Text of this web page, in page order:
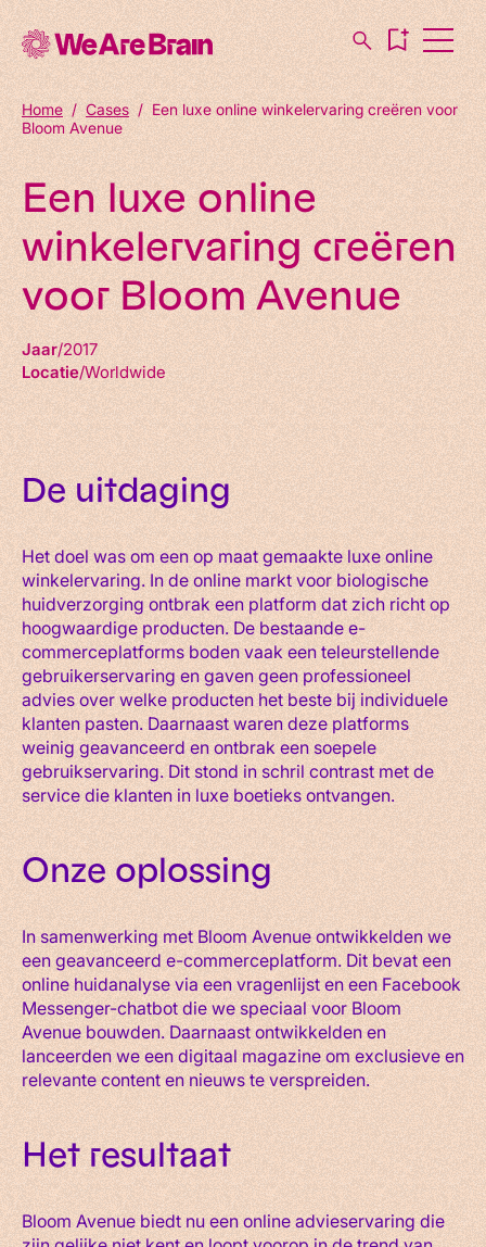
Home / Cases/ Een luxe online winkelervaring creëren voor
Bloom Avenue
Een luxe online
winkelervaring creëren
voor Bloom Avenue
Jaar 2017
Locatie Worldwide
De uitdaging
Het doel was om een op maat gemaakte luxe online
winkelervaring. In de online markt voor biologische
huidverzorging ontbrak een platform dat zich richt op
hoogwaardige producten. De bestaande e-
commerceplatforms boden vaak een teleurstellende
gebruikerservaring en gaven geen professioneel
advies over welke producten het beste bij individuele
klanten pasten. Daarnaast waren deze platforms
weinig geavanceerd en ontbrak een soepele
gebruikservaring. Dit stond in schril contrast met de
service die klanten in luxe boetieks ontvangen.
Onze oplossing
In samenwerking met Bloom Avenue ontwikkelden we
een geavanceerd e-commerceplatform. Dit bevat een
online huidanalyse via een vragenlijst en een Facebook
Messenger-chatbot die we speciaal voor Bloom
Avenue bouwden. Daarnaast ontwikkelden en
lanceerden we een digitaal magazine om exclusieve en
relevante content en nieuws te verspreiden.
Het resultaat
Bloom Avenue biedt nu een online advieservaring die